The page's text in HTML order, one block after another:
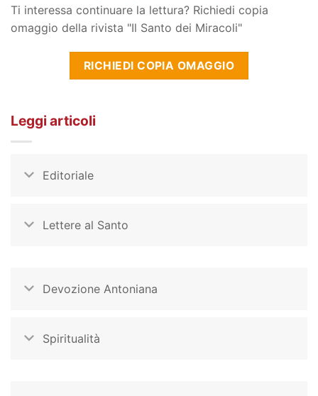
Ti interessa continuare la lettura? Richiedi copia
omaggio della rivista "Il Santo dei Miracoli"
RICHIEDI COPIA OMAGGIO
Leggi articoli
Editoriale
Lettere al Santo
Devozione Antoniana
Spiritualità